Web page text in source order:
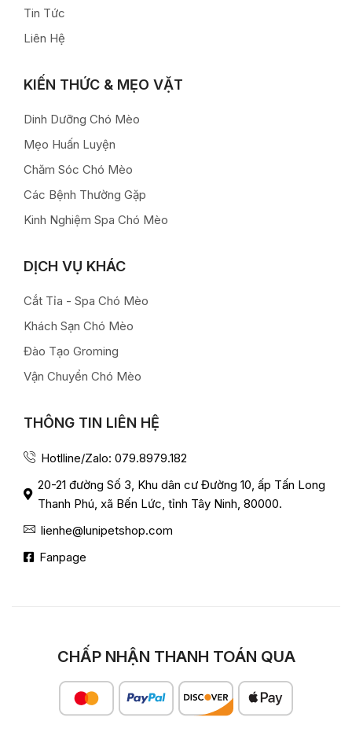
Tin Tức
Liên Hệ
KIẾN THỨC & MẸO VẶT
Dinh Dưỡng Chó Mèo
Mẹo Huấn Luyện
Chăm Sóc Chó Mèo
Các Bệnh Thường Gặp
Kinh Nghiệm Spa Chó Mèo
DỊCH VỤ KHÁC
Cắt Tỉa - Spa Chó Mèo
Khách Sạn Chó Mèo
Đào Tạo Groming
Vận Chuyển Chó Mèo
THÔNG TIN LIÊN HỆ
Hotlline/Zalo: 079.8979.182
20-21 đường Số 3, Khu dân cư Đường 10, ấp Tấn Long
Thanh Phú, xã Bến Lức, tỉnh Tây Ninh, 80000.
lienhe@lunipetshop.com
Fanpage
CHẤP NHẬN THANH TOÁN QUA